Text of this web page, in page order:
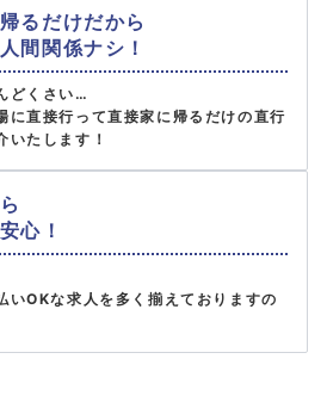
るだけだから
間関係ナシ！
どくさい…
に直接行って直接家に帰るだけの直行
いたします！
心！
いOKな求人を多く揃えておりますの